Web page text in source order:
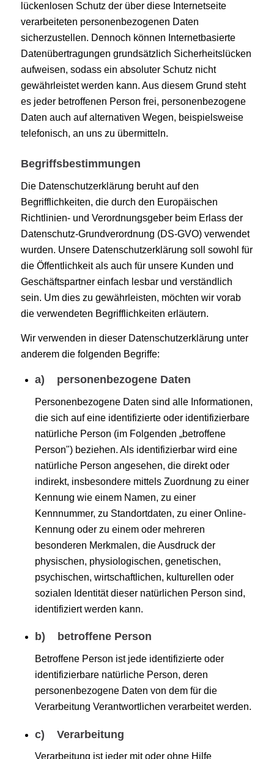
lückenlosen Schutz der über diese Internetseite
verarbeiteten personenbezogenen Daten
sicherzustellen. Dennoch können Internetbasierte
Datenübertragungen grundsätzlich Sicherheitslücken
aufweisen, sodass ein absoluter Schutz nicht
gewährleistet werden kann. Aus diesem Grund steht
es jeder betroffenen Person frei, personenbezogene
Daten auch auf alternativen Wegen, beispielsweise
telefonisch, an uns zu übermitteln.
Begriffsbestimmungen
Die Datenschutzerklärung beruht auf den
Begrifflichkeiten, die durch den Europäischen
Richtlinien- und Verordnungsgeber beim Erlass der
Datenschutz-Grundverordnung (DS-GVO) verwendet
wurden. Unsere Datenschutzerklärung soll sowohl für
die Öffentlichkeit als auch für unsere Kunden und
Geschäftspartner einfach lesbar und verständlich
sein. Um dies zu gewährleisten, möchten wir vorab
die verwendeten Begrifflichkeiten erläutern.
Wir verwenden in dieser Datenschutzerklärung unter
anderem die folgenden Begriffe:
a) personenbezogene Daten
Personenbezogene Daten sind alle Informationen,
die sich auf eine identifizierte oder identifizierbare
natürliche Person (im Folgenden „betroffene
Person") beziehen. Als identifizierbar wird eine
natürliche Person angesehen, die direkt oder
indirekt, insbesondere mittels Zuordnung zu einer
Kennung wie einem Namen, zu einer
Kennnummer, zu Standortdaten, zu einer Online-
Kennung oder zu einem oder mehreren
besonderen Merkmalen, die Ausdruck der
physischen, physiologischen, genetischen,
psychischen, wirtschaftlichen, kulturellen oder
sozialen Identität dieser natürlichen Person sind,
identifiziert werden kann.
b) betroffene Person
Betroffene Person ist jede identifizierte oder
identifizierbare natürliche Person, deren
personenbezogene Daten von dem für die
Verarbeitung Verantwortlichen verarbeitet werden.
c) Verarbeitung
Verarbeitung ist jeder mit oder ohne Hilfe